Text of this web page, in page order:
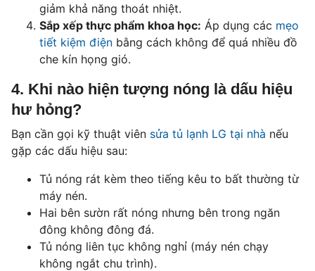
giảm khả năng thoát nhiệt.
Sắp xếp thực phẩm khoa học: Áp dụng các mẹo
tiết kiệm điện bằng cách không để quá nhiều đồ
che kín họng gió.
4. Khi nào hiện tượng nóng là dấu hiệu
hư hỏng?
Bạn cần gọi kỹ thuật viên sửa tủ lạnh LG tại nhà nếu
gặp các dấu hiệu sau:
Tủ nóng rát kèm theo tiếng kêu to bất thường từ
máy nén.
Hai bên sườn rất nóng nhưng bên trong ngăn
đông không đông đá.
Tủ nóng liên tục không nghỉ (máy nén chạy
không ngắt chu trình).